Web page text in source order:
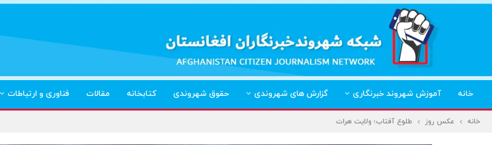
خانه آموزش شهروند خبرنگاری گزارش های شهروندی حقوق شهروندی کتابخانه مقالات فناوری و ارتباطات
خانه عکس روز طلوع آفتاب؛ ولایت هرات